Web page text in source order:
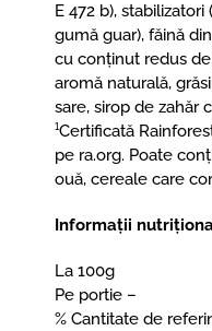
E 472 b),
gumă guar), făină
cu conținut redus
aromă naturală,
sare, sirop de zahăr
¹Certificată
pe ra.org. Poate
ouă, cereale care
Informații
La 100g
Pe portie –
% Cantitate de